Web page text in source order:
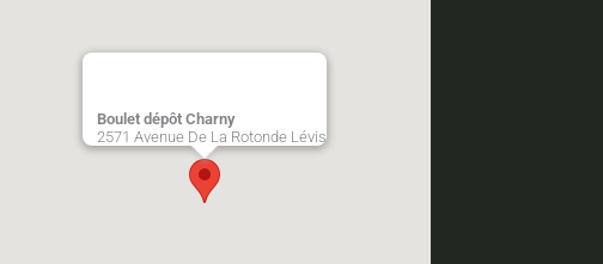
Boulet dépôt Charny
2571 Avenue De La Rotonde Lévis